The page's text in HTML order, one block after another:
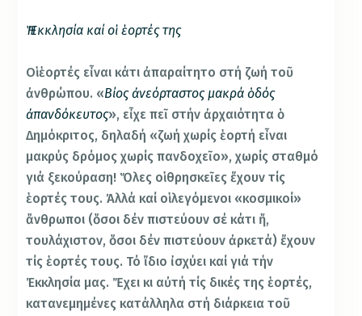
Ἡ Ἐκκλησία καί οἱ ἑορτές της
Οἱ ἑορτές εἶναι κάτι ἀπαραίτητο στή ζωή τοῦ
ἀνθρώπου. «Βίος ἀνεόρταστος μακρά ὁδός
ἀπανδόκευτος», εἶχε πεῖ στήν ἀρχαιότητα ὁ
Δημόκριτος, δηλαδή «ζωή χωρίς ἑορτή εἶναι
μακρύς δρόμος χωρίς πανδοχεῖο», χωρίς σταθμό
γιά ξεκούραση! Ὅλες οἱ θρησκεῖες ἔχουν τίς
ἑορτές τους. Ἀλλά καί οἱ λεγόμενοι «κοσμικοί»
ἄνθρωποι (ὅσοι δέν πιστεύουν σέ κάτι ἤ,
τουλάχιστον, ὅσοι δέν πιστεύουν ἀρκετά) ἔχουν
τίς ἑορτές τους. Τό ἴδιο ἰσχύει καί γιά τήν
Ἐκκλησία μας. Ἔχει κι αὐτή τίς δικές της ἑορτές,
κατανεμημένες κατάλληλα στή διάρκεια τοῦ